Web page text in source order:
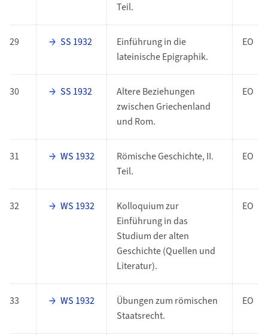
Teil.
29 SS 1932
Einführung in die
lateinische Epigraphik.
EO
30 SS 1932
Altere Beziehungen
zwischen Griechenland
und Rom.
EO
31 WS 1932
Römische Geschichte, II.
Teil.
EO
32 WS 1932
Kolloquium zur
Einführung in das
Studium der alten
Geschichte (Quellen und
Literatur).
EO
33 WS 1932
Übungen zum römischen
Staatsrecht.
EO